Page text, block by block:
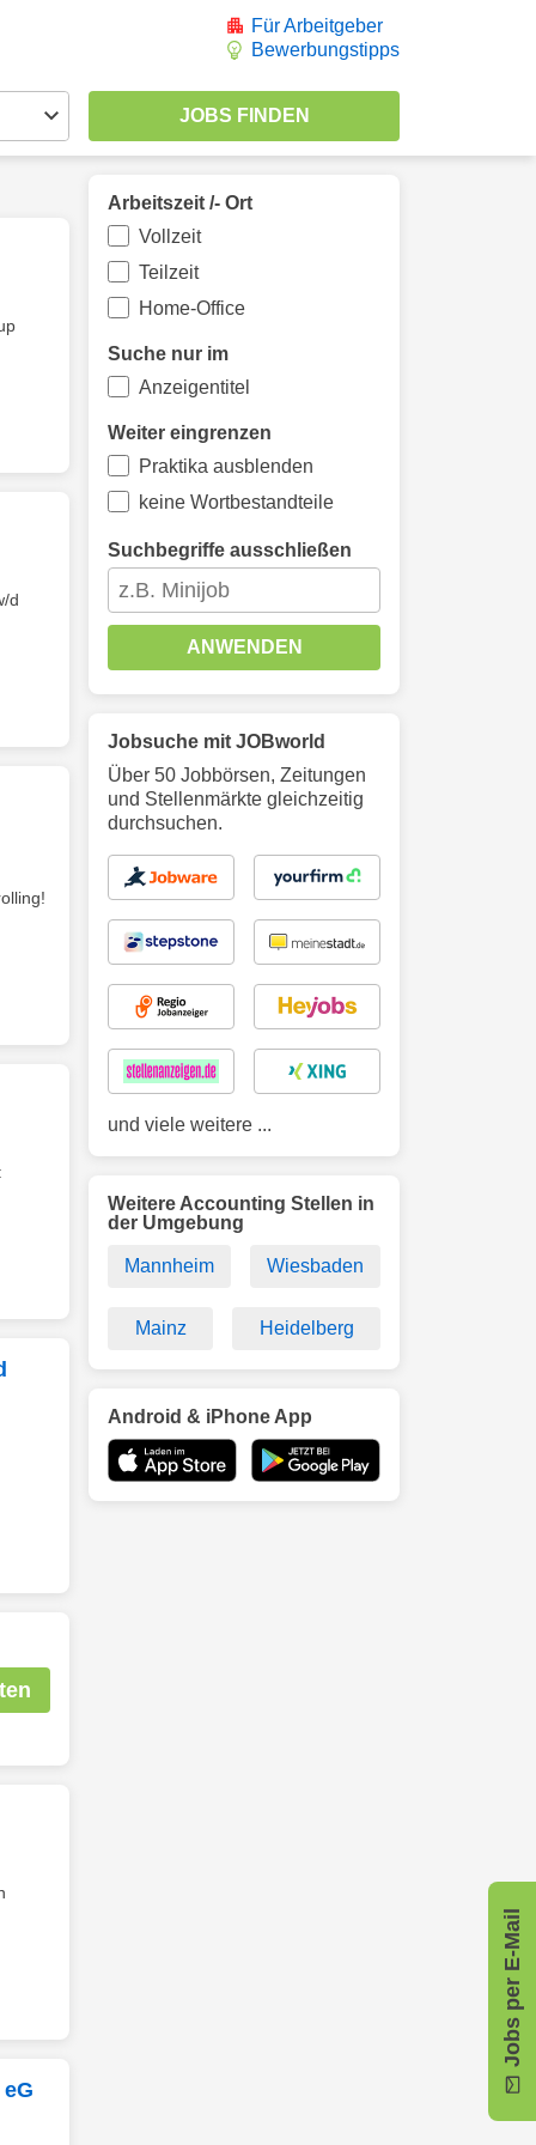
Für Arbeitgeber
Bewerbungstipps
d
Jobs per E-Mail
Arbeitszeit /- Ort
Vollzeit
Teilzeit
Home-Office
Suche nur im
Anzeigentitel
Weiter eingrenzen
Praktika ausblenden
keine Wortbestandteile
Suchbegriffe ausschließen
ANWENDEN
Jobsuche mit JOBworld
Über 50 Jobbörsen, Zeitungen
und Stellenmärkte gleichzeitig
durchsuchen.
und viele weitere ...
Weitere Accounting Stellen in
der Umgebung
Mannheim Wiesbaden
Mainz Heidelberg
Android & iPhone App